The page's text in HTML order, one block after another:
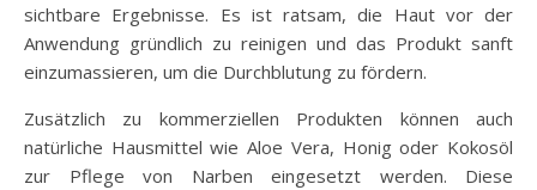
sichtbare Ergebnisse. Es ist ratsam, die Haut vor der
Anwendung gründlich zu reinigen und das Produkt sanft
einzumassieren, um die Durchblutung zu fördern.
Zusätzlich zu kommerziellen Produkten können auch
natürliche Hausmittel wie Aloe Vera, Honig oder Kokosöl
zur Pflege von Narben eingesetzt werden. Diese